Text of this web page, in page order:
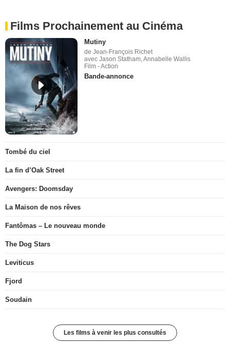
Films Prochainement au Cinéma
Mutiny
de Jean-François Richet
avec Jason Statham, Annabelle Wallis
Film - Action
Bande-annonce
Tombé du ciel
La fin d’Oak Street
Avengers: Doomsday
La Maison de nos rêves
Fantômas – Le nouveau monde
The Dog Stars
Leviticus
Fjord
Soudain
Les films à venir les plus consultés